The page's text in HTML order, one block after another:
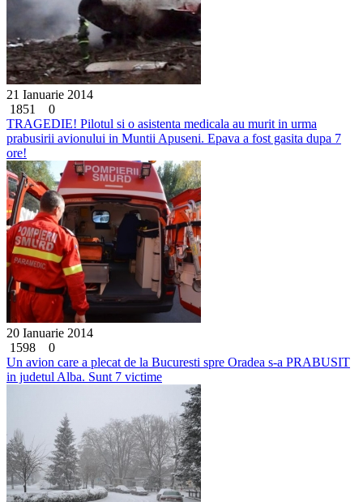
21 Ianuarie 2014
1851
0
TRAGEDIE! Pilotul si o asistenta medicala au murit in urma
prabusirii avionului in Muntii Apuseni. Epava a fost gasita dupa 7
ore!
20 Ianuarie 2014
1598
0
Un avion care a plecat de la Bucuresti spre Oradea s-a PRABUSIT
in judetul Alba. Sunt 7 victime